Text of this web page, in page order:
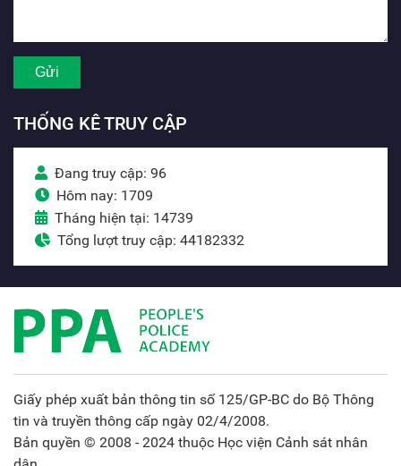
THỐNG KÊ TRUY CẬP
Đang truy cập: 96
Hôm nay: 1709
Tháng hiện tại: 14739
Tổng lượt truy cập: 44182332
Giấy phép xuất bản thông tin số 125/GP-BC do Bộ Thông
tin và truyền thông cấp ngày 02/4/2008.
Bản quyền © 2008 - 2024 thuộc Học viện Cảnh sát nhân